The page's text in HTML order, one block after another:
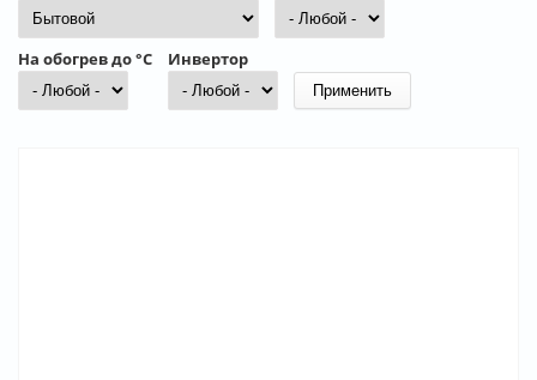
На обогрев до °С Инвертор